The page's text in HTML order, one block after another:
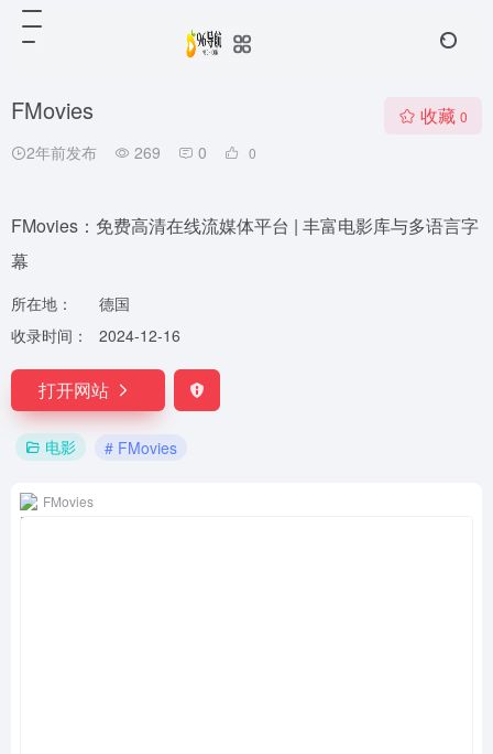
FMovies
2年前发布 269 0 0
收藏 0
FMovies：免费高清在线流媒体平台 | 丰富电影库与多语言字
幕
所在地：
德国
收录时间：
2024-12-16
打开网站
电影 # FMovies
FMovies